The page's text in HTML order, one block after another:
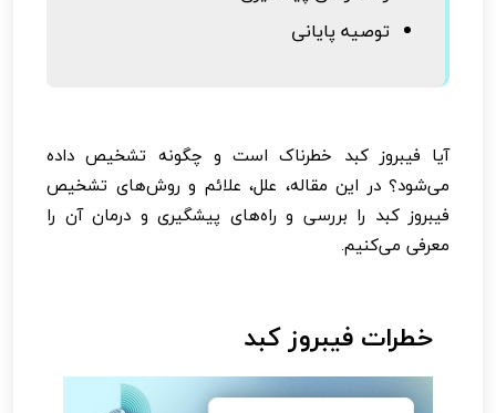
توصیه پایانی
آیا فیبروز کبد خطرناک است و چگونه تشخیص داده
می‌شود؟ در این مقاله، علل، علائم و روش‌های تشخیص
فیبروز کبد را بررسی و راه‌های پیشگیری و درمان آن را
معرفی می‌کنیم.
خطرات فیبروز کبد